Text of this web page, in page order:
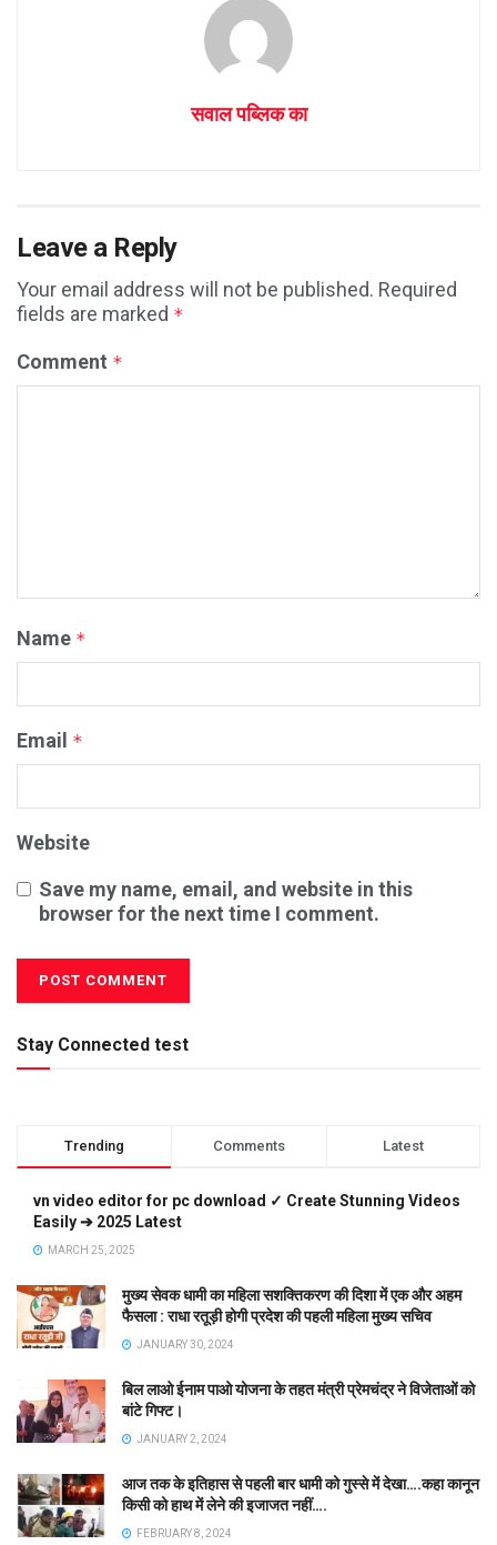
सवाल पब्लिक का
Leave a Reply
Your email address will not be published. Required
fields are marked *
Comment *
Name *
Email *
Website
Save my name, email, and website in this
browser for the next time I comment.
Stay Connected test
Trending Comments Latest
vn video editor for pc download ✓ Create Stunning Videos
Easily ➔ 2025 Latest
MARCH 25, 2025
मुख्य सेवक धामी का महिला सशक्तिकरण की दिशा में एक और अहम
फैसला : राधा रतूड़ी होगी प्रदेश की पहली महिला मुख्य सचिव
JANUARY 30, 2024
बिल लाओ ईनाम पाओ योजना के तहत मंत्री प्रेमचंद्र ने विजेताओं को
बांटे गिफ्ट।
JANUARY 2, 2024
आज तक के इतिहास से पहली बार धामी को गुस्से में देखा….कहा कानून
किसी को हाथ में लेने की इजाजत नहीं….
FEBRUARY 8, 2024